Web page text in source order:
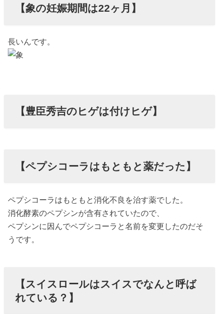
【象の妊娠期間は22ヶ月】
長いんです。
【豊臣秀吉のヒゲは付けヒゲ】
【ペプシコーラはもともと薬だった】
ペプシコーラはもともと消化不良を治す薬でした。
消化酵素のペプシンが含有されていたので、
ペプシンに因んでペプシコーラと名前を変更したのだそ
うです。
【スイスロールはスイスでなんと呼ば
れている？】